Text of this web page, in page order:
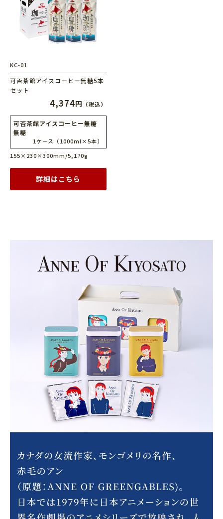
KC-01
可否茶館アイスコーヒー無糖5本
セット
4,374円 （税込）
可否茶館アイスコーヒー無糖
無糖
1ケース（1000ml×5本）
155×230×300mm/5,170g
詳細はこちら